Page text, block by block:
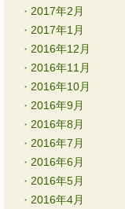
2017年2月
2017年1月
2016年12月
2016年11月
2016年10月
2016年9月
2016年8月
2016年7月
2016年6月
2016年5月
2016年4月